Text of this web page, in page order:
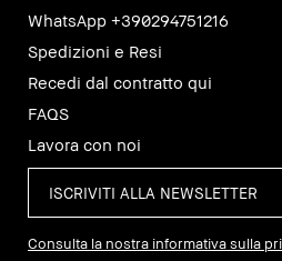
WhatsApp +390294751216
Spedizioni e Resi
Recedi dal contratto qui
FAQS
Lavora con noi
Consulta la nostra informativa sulla